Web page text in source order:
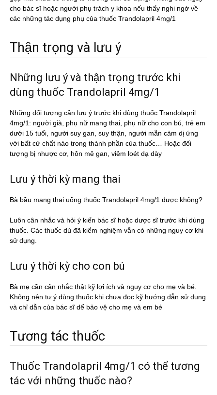
cho bác sĩ hoặc người phụ trách y khoa nếu thấy nghi ngờ về
các những tác dụng phụ của thuốc Trandolapril 4mg/1
Thận trọng và lưu ý
Những lưu ý và thận trọng trước khi
dùng thuốc Trandolapril 4mg/1
Những đối tượng cần lưu ý trước khi dùng thuốc Trandolapril
4mg/1: người già, phụ nữ mang thai, phụ nữ cho con bú, trẻ em
dưới 15 tuổi, người suy gan, suy thận, người mẫn cảm dị ứng
với bất cứ chất nào trong thành phần của thuốc… Hoặc đối
tượng bị nhược cơ, hôn mê gan, viêm loét dạ dày
Lưu ý thời kỳ mang thai
Bà bầu mang thai uống thuốc Trandolapril 4mg/1 được không?
Luôn cân nhắc và hỏi ý kiến bác sĩ hoặc dược sĩ trước khi dùng
thuốc. Các thuốc dù đã kiểm nghiệm vẫn có những nguy cơ khi
sử dụng.
Lưu ý thời kỳ cho con bú
Bà mẹ cần cân nhắc thật kỹ lợi ích và nguy cơ cho mẹ và bé.
Không nên tự ý dùng thuốc khi chưa đọc kỹ hướng dẫn sử dụng
và chỉ dẫn của bác sĩ dể bảo vệ cho mẹ và em bé
Tương tác thuốc
Thuốc Trandolapril 4mg/1 có thể tương
tác với những thuốc nào?